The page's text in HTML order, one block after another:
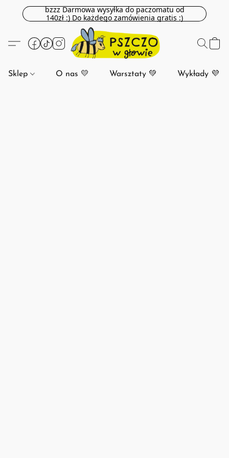
bzzz Darmowa wysyłka do paczomatu od
140zł :) Do każdego zamówienia gratis :)
Sklep O nas 💛 Warsztaty 💚 Wykłady 💜